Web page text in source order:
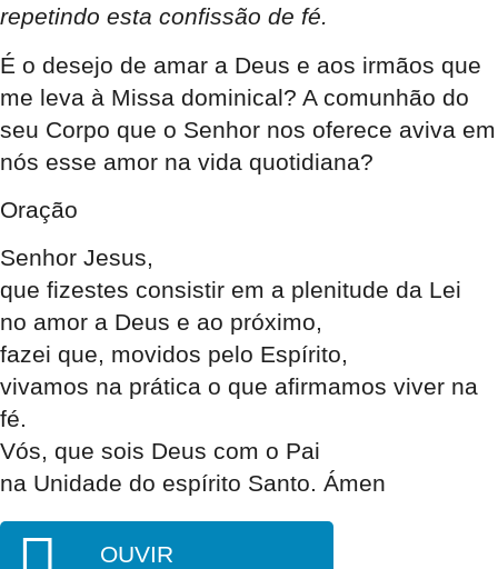
repetindo esta confissão de fé.
É o desejo de amar a Deus e aos irmãos que
me leva à Missa dominical? A comunhão do
seu Corpo que o Senhor nos oferece aviva em
nós esse amor na vida quotidiana?
Oração
Senhor Jesus,
que fizestes consistir em a plenitude da Lei
no amor a Deus e ao próximo,
fazei que, movidos pelo Espírito,
vivamos na prática o que afirmamos viver na
fé.
Vós, que sois Deus com o Pai
na Unidade do espírito Santo. Ámen
OUVIR